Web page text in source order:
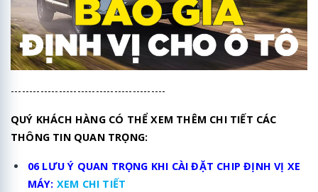
------------------------------------------
QUÝ KHÁCH HÀNG CÓ THỂ XEM THÊM CHI TIẾT CÁC
THÔNG TIN QUAN TRỌNG:
06 LƯU Ý QUAN TRỌNG KHI CÀI ĐẶT CHIP ĐỊNH VỊ XE
MÁY: XEM CHI TIẾT